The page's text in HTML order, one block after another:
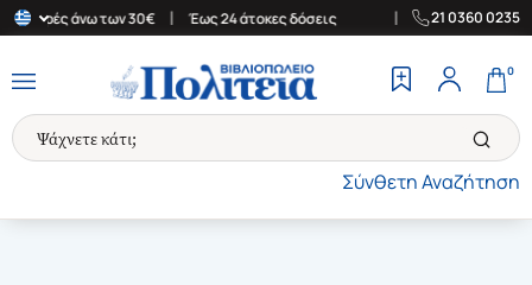
αγορές άνω των 30€ | Έως 24 άτοκες δόσεις | Δωρεάν
21 0360 0235
Σύνθετη Αναζήτηση
0